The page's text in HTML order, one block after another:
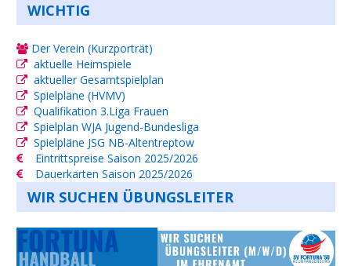
WICHTIG
Der Verein (Kurzporträt)
aktuelle Heimspiele
aktueller Gesamtspielplan
Spielpläne (HVMV)
Qualifikation 3.Liga Frauen
Spielplan WJA Jugend-Bundesliga
Spielpläne JSG NB-Altentreptow
Eintrittspreise Saison 2025/2026
Dauerkarten Saison 2025/2026
WIR SUCHEN ÜBUNGSLEITER